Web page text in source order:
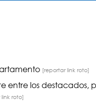
[reportar link roto]
entre los destacados,
roto]